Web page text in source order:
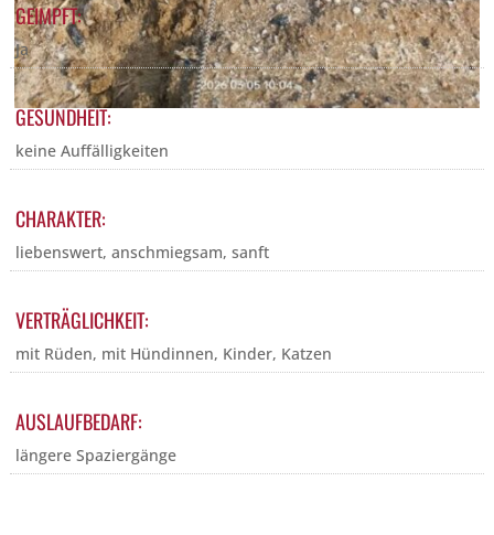
GEIMPFT:
Ja
GESUNDHEIT:
keine Auffälligkeiten
CHARAKTER:
liebenswert, anschmiegsam, sanft
VERTRÄGLICHKEIT:
mit Rüden, mit Hündinnen, Kinder, Katzen
AUSLAUFBEDARF:
längere Spaziergänge